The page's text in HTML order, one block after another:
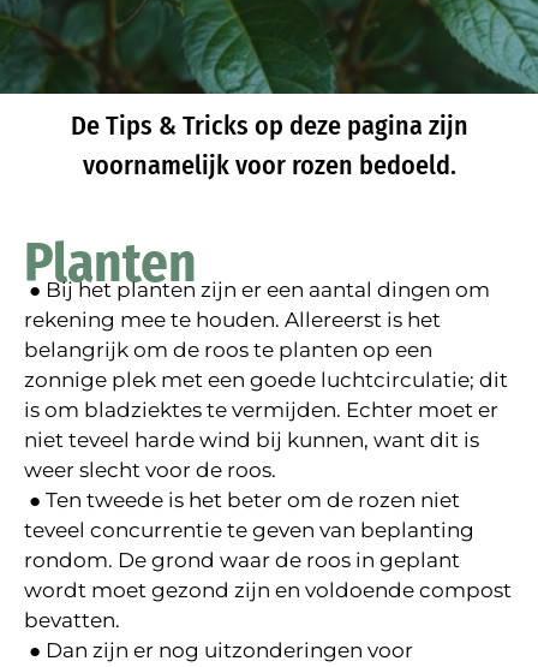
De Tips & Tricks op deze pagina zijn
voornamelijk voor rozen bedoeld.
Planten
● Bij het planten zijn er een aantal dingen om
rekening mee te houden. Allereerst is het
belangrijk om de roos te planten op een
zonnige plek met een goede luchtcirculatie; dit
is om bladziektes te vermijden. Echter moet er
niet teveel harde wind bij kunnen, want dit is
weer slecht voor de roos.
● Ten tweede is het beter om de rozen niet
teveel concurrentie te geven van beplanting
rondom. De grond waar de roos in geplant
wordt moet gezond zijn en voldoende compost
bevatten.
● Dan zijn er nog uitzonderingen voor